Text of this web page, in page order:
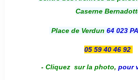
Caserne
Place de Verdun 64 023
05 59 40 46 92
- Cliquez sur la photo, pour